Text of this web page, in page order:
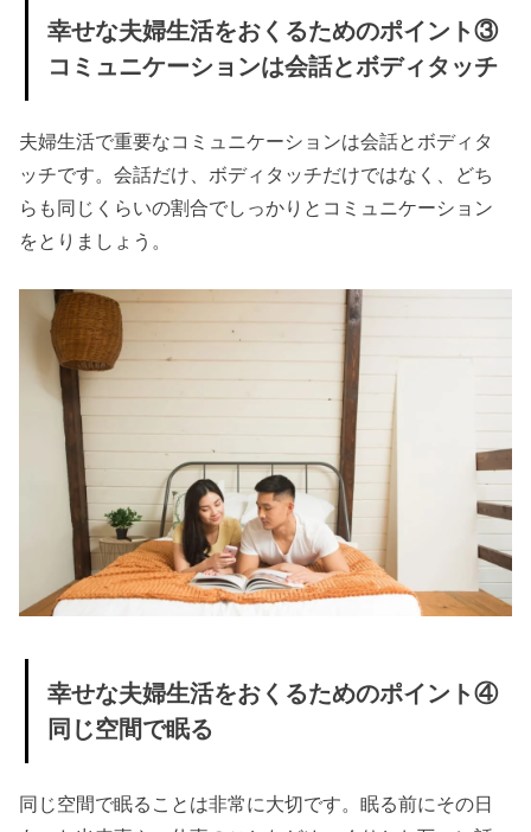
幸せな夫婦生活をおくるためのポイント③
コミュニケーションは会話とボディタッチ
夫婦生活で重要なコミュニケーションは会話とボディタ
ッチです。会話だけ、ボディタッチだけではなく、どち
らも同じくらいの割合でしっかりとコミュニケーション
をとりましょう。
幸せな夫婦生活をおくるためのポイント④
同じ空間で眠る
同じ空間で眠ることは非常に大切です。眠る前にその日